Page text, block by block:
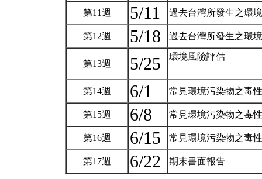
第11週 5/11 過去台灣所發生之環
第12週 5/18 過去台灣所發生之環
第13週 5/25 環境風險評估
第14週 6/1 常見環境污染物之毒
第15週 6/8 常見環境污染物之毒
第16週 6/15 常見環境污染物之毒
第17週 6/22 期末書面報告